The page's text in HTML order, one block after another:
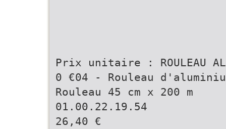
Prix unitaire : ROULEAU
0 €04 - Rouleau
Rouleau 45 cm x 200 m
01.00.22.19.54
26,40 €